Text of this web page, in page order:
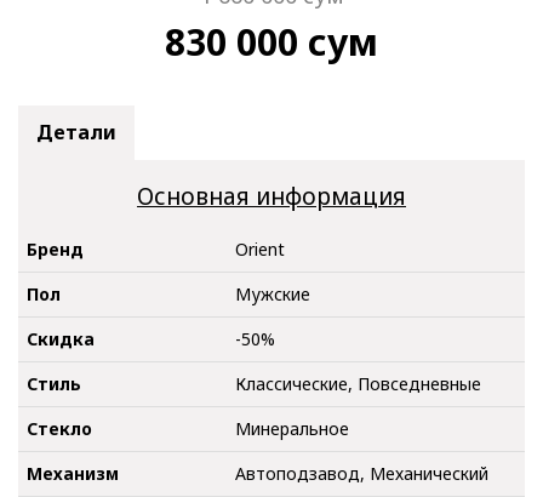
830 000 сум
Детали
Основная информация
Бренд
Orient
Пол
Мужские
Скидка
-50%
Стиль
Классические, Повседневные
Стекло
Минеральное
Механизм
Автоподзавод, Механический